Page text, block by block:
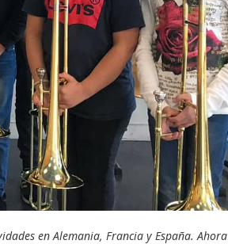
en Alemania, Francia y España. Ahora